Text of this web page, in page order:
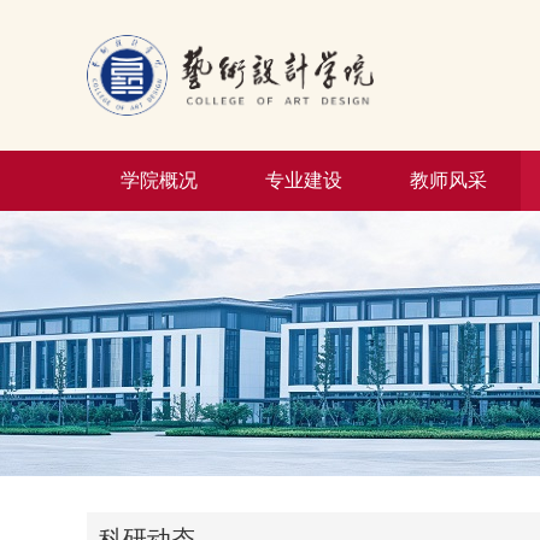
学院概况 专业建设 教师风采